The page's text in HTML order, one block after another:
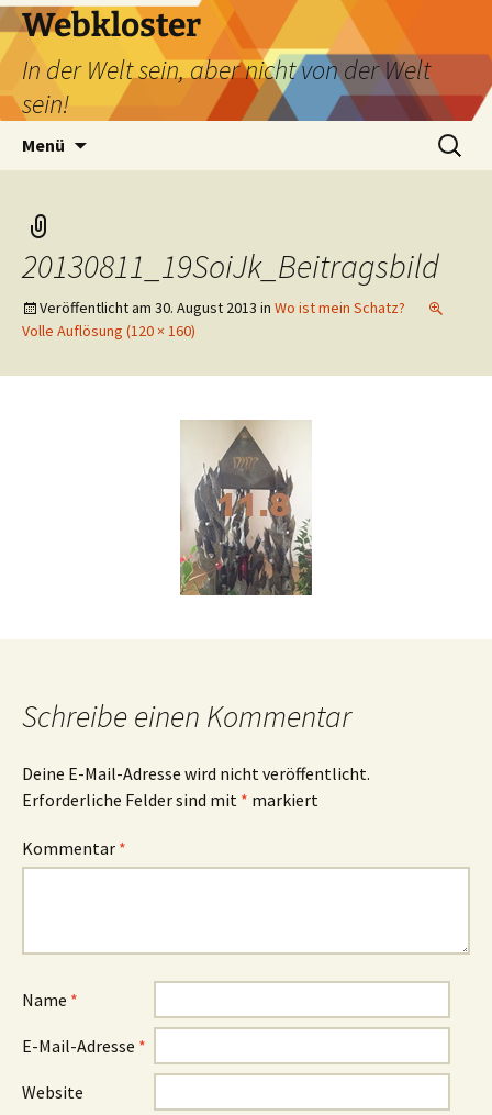
Webkloster
In der Welt sein, aber nicht von der Welt
sein!
Menü
Suchen
nach:
20130811_19SoiJk_Beitragsbild
Veröffentlicht am 30. August 2013 in Wo ist mein Schatz?
Volle Auflösung (120 × 160)
Schreibe einen Kommentar
Deine E-Mail-Adresse wird nicht veröffentlicht.
Erforderliche Felder sind mit * markiert
Kommentar *
Name *
E-Mail-Adresse *
Website